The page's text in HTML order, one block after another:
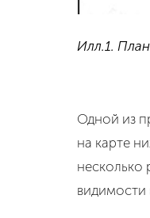
Илл.1.
Одной из
на карте
несколько
видимости